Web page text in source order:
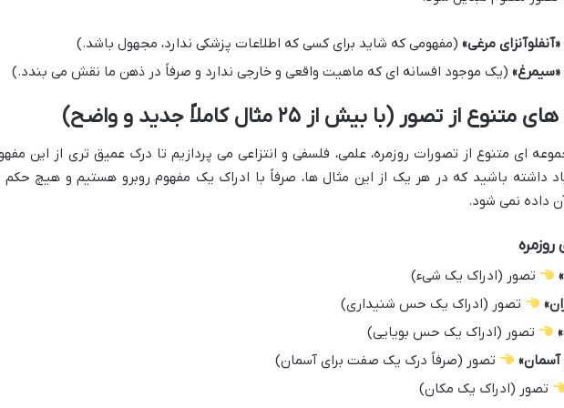
«آنفلوآنزای مرغی» (مفهومی که شاید برای کسی که اطلاعات پزشکی ندارد، مجهول باشد.)
«سیمرغ» (یک موجود افسانه ای که ماهیت واقعی و خارجی ندارد و صرفاً در ذهن ما نقش می بندد.)
ای متنوع از تصورات روزمره، علمی، فلسفی و انتزاعی می پردازیم تا درک عمیق تری از این
داشته باشید که در هر یک از این مثال ها، صرفاً با ادراک یک مفهوم روبرو هستیم و هیچ حکم
داده نمی شود.
تصور (ادراک یک شیء)
تصور (ادراک یک حس شنیداری)
تصور (ادراک یک حس بویایی)
آسمان»
تصور (صرفاً درک یک صفت برای آسمان)
تصور (ادراک یک مکان)